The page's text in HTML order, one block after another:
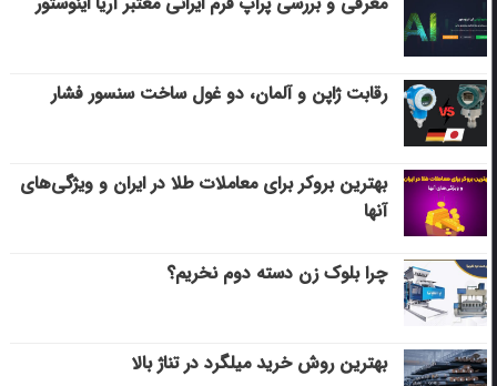
رقابت ژاپن و آلمان، دو غول ساخت سنسور فشار
بهترین بروکر برای معاملات طلا در ایران و ویژگی‌های
آنها
چرا بلوک زن دسته دوم نخریم؟
بهترین روش خرید میلگرد در تناژ بالا